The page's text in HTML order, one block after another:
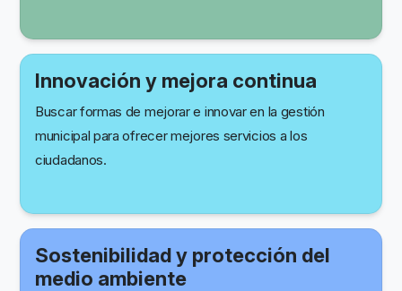
Innovación y mejora continua
Buscar formas de mejorar e innovar en la gestión
municipal para ofrecer mejores servicios a los
ciudadanos.
Sostenibilidad y protección del
medio ambiente